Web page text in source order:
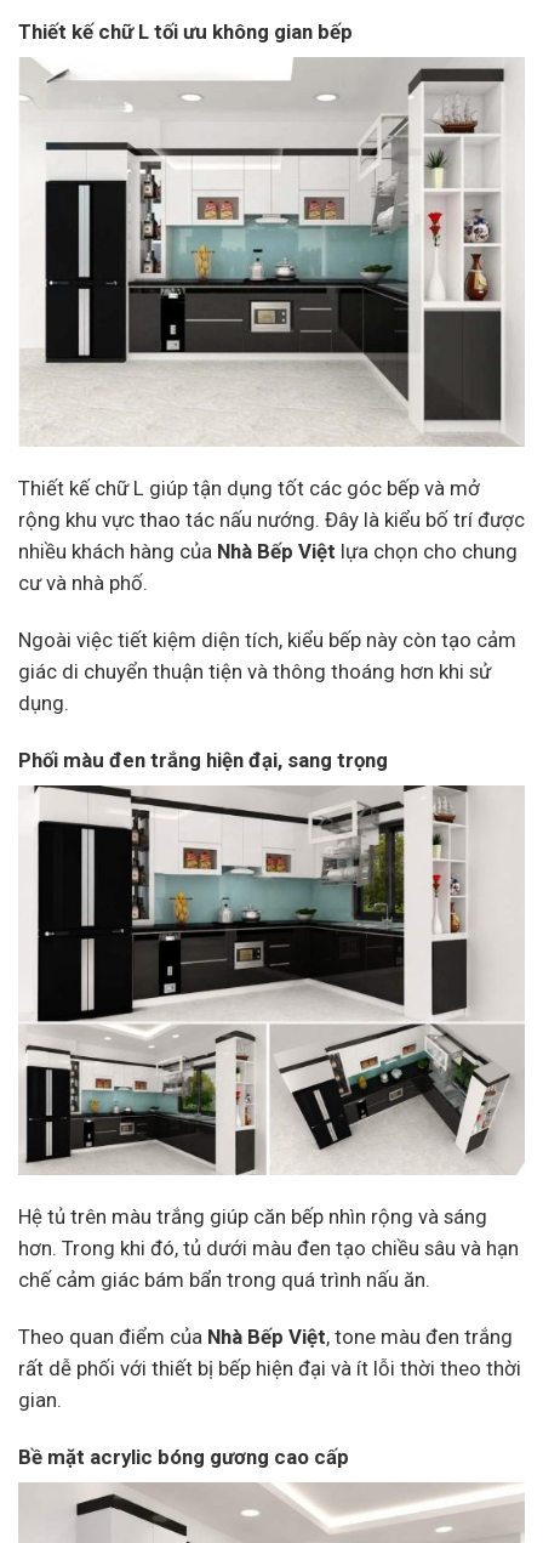
Thiết kế chữ L tối ưu không gian bếp
Thiết kế chữ L giúp tận dụng tốt các góc bếp và mở
rộng khu vực thao tác nấu nướng. Đây là kiểu bố trí được
nhiều khách hàng của Nhà Bếp Việt lựa chọn cho chung
cư và nhà phố.
Ngoài việc tiết kiệm diện tích, kiểu bếp này còn tạo cảm
giác di chuyển thuận tiện và thông thoáng hơn khi sử
dụng.
Phối màu đen trắng hiện đại, sang trọng
Hệ tủ trên màu trắng giúp căn bếp nhìn rộng và sáng
hơn. Trong khi đó, tủ dưới màu đen tạo chiều sâu và hạn
chế cảm giác bám bẩn trong quá trình nấu ăn.
Theo quan điểm của Nhà Bếp Việt, tone màu đen trắng
rất dễ phối với thiết bị bếp hiện đại và ít lỗi thời theo thời
gian.
Bề mặt acrylic bóng gương cao cấp